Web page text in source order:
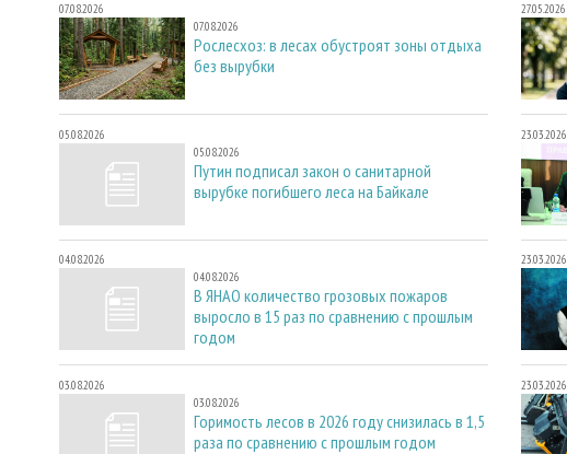
07.08.2026
07.08.2026
Рослесхоз: в лесах обустроят зоны отдыха
без вырубки
05.08.2026
05.08.2026
Путин подписал закон о санитарной
вырубке погибшего леса на Байкале
04.08.2026
04.08.2026
В ЯНАО количество грозовых пожаров
выросло в 15 раз по сравнению с прошлым
годом
03.08.2026
03.08.2026
Горимость лесов в 2026 году снизилась в 1,5
раза по сравнению с прошлым годом
27.05.2026
23.03.2026
23.03.2026
23.03.2026